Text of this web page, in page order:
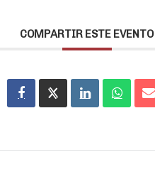
COMPARTIR ESTE EVENTO